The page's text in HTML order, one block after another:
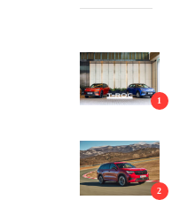
1
2